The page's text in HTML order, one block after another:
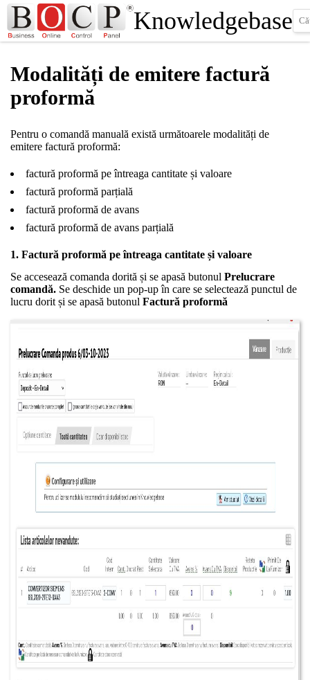
Knowledgebase
Modalități de emitere factură
proformă
Pentru o comandă manuală există următoarele modalități de
emitere factură proformă:
factură proformă pe întreaga cantitate și valoare
factură proformă parțială
factură proformă de avans
factură proformă de avans parțială
1. Factură proformă pe întreaga cantitate și valoare
Se accesează comanda dorită și se apasă butonul Prelucrare
comandă. Se deschide un pop-up în care se selectează punctul de
lucru dorit și se apasă butonul Factură proformă